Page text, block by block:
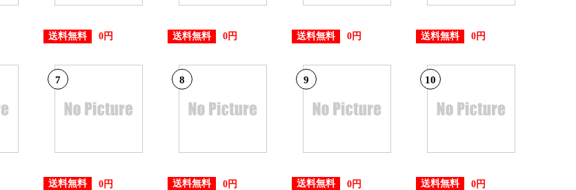
送料無料 0円 送料無料 0円 送料無料 0円 送料無料 0円
7
送料無料 0円
8
送料無料 0円
9
送料無料 0円
10
送料無料 0円